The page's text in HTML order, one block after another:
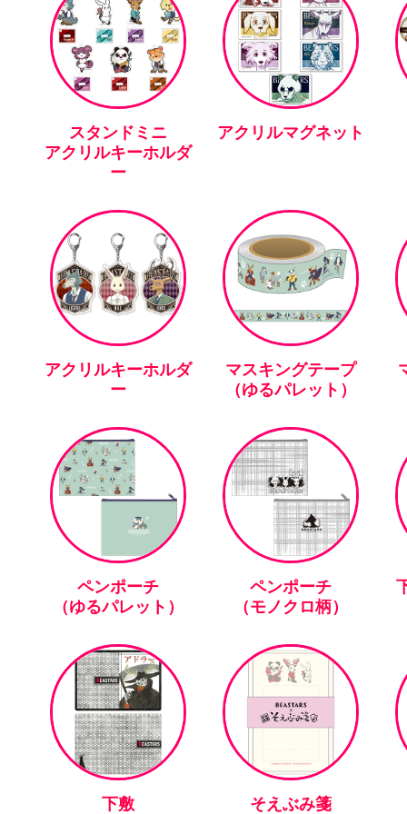
スタンドミニ
アクリルキーホルダ
ー
アクリルマグネット
アクリルキーホルダ
ー
マスキングテープ
（ゆるパレット）
ペンポーチ
（ゆるパレット）
ペンポーチ
（モノクロ柄）
下敷
そえぶみ箋